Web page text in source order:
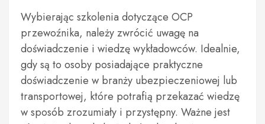
Wybierając szkolenia dotyczące OCP
przewoźnika, należy zwrócić uwagę na
doświadczenie i wiedzę wykładowców. Idealnie,
gdy są to osoby posiadające praktyczne
doświadczenie w branży ubezpieczeniowej lub
transportowej, które potrafią przekazać wiedzę
w sposób zrozumiały i przystępny. Ważne jest